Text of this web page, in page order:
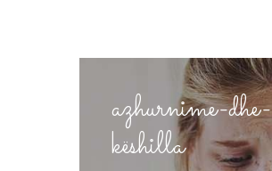
azhurnime-dhe-
këshilla